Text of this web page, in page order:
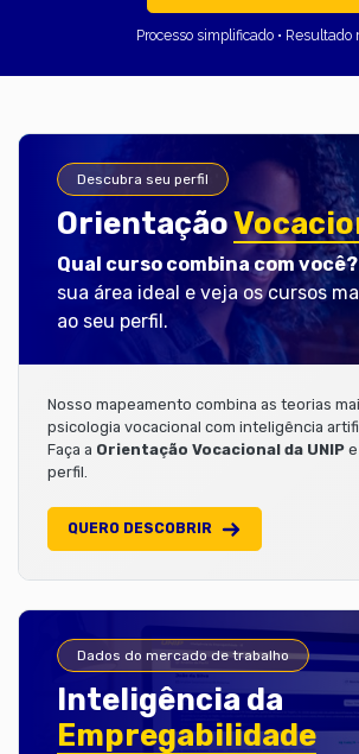
Processo simplificado • Resultado
Descubra seu perfil
Orientação
Qual curso combina com você?
sua área ideal e veja os cursos
ao seu perfil.
Nosso mapeamento combina as teorias
psicologia vocacional com inteligência
Faça a Orientação Vocacional da UNIP
perfil.
QUERO DESCOBRIR
Dados do mercado de trabalho
Inteligência da
Empregabilidade